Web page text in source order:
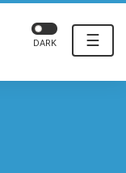
☰
DARK